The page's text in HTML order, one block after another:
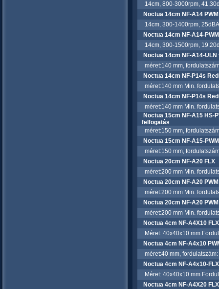
14cm, 800-3000rpm,
Noctua 14cm NF-A14
14cm, 300-1400rpm,
Noctua 14cm NF-A14-PWM
14cm, 300-1500rpm,
Noctua 14cm NF-A14-
méret:140 mm,
Noctua 14cm NF-P14s
méret:140 mm Min.
Noctua 14cm NF-P14s
méret:140 mm Min.
Noctua 15cm NF-A15 HS-
felfogatás
méret:150 mm,
Noctua 15cm NF-A15-
méret:150 mm,
Noctua 20cm NF-A20 FLX
méret:200 mm Min.
Noctua 20cm NF-A20 PWM
méret:200 mm Min.
Noctua 20cm NF-A20
méret:200 mm Min.
Noctua 4cm NF-A4X10
Méret: 40x40x10 mm
Noctua 4cm NF-A4x10
méret:40 mm, fordulatszám:
Noctua 4cm NF-A4x10-
Méret: 40x40x10 mm
Noctua 4cm NF-A4X20